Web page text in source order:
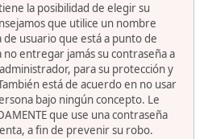
la posibilidad de elegir su
que utilice un nombre
usuario que está a punto de
entregar jamás su contraseña a
para su protección y
está de acuerdo en no usar
bajo ningún concepto. Le
que use una contraseña
a fin de prevenir su robo.